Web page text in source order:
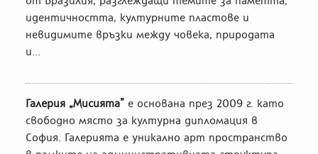
идентичността, културните пластове и
невидимите връзки между човека, природата
и...
Галерия „Мисията” е основана през 2009 г. като
свободно място за културна дипломация в
София. Галерията е уникално арт пространство